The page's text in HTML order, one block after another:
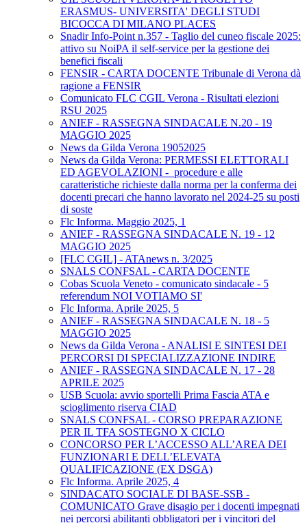
ERASMUS- UNIVERSITA' DEGLI STUDI
BICOCCA DI MILANO PLACES
Snadir Info-Point n.357 - Taglio del cuneo fiscale 2025:
attivo su NoiPA il self-service per la gestione dei
benefici fiscali
FENSIR - CARTA DOCENTE Tribunale di Verona dà
ragione a FENSIR
Comunicato FLC CGIL Verona - Risultati elezioni
RSU 2025
ANIEF - RASSEGNA SINDACALE N.20 - 19
MAGGIO 2025
News da Gilda Verona 19052025
News da Gilda Verona: PERMESSI ELETTORALI
ED AGEVOLAZIONI - procedure e alle
caratteristiche richieste dalla norma per la conferma dei
docenti precari che hanno lavorato nel 2024-25 su posti
di soste
Flc Informa. Maggio 2025, 1
ANIEF - RASSEGNA SINDACALE N. 19 - 12
MAGGIO 2025
[FLC CGIL] - ATAnews n. 3/2025
SNALS CONFSAL - CARTA DOCENTE
Cobas Scuola Veneto - comunicato sindacale - 5
referendum NOI VOTIAMO SI'
Flc Informa. Aprile 2025, 5
ANIEF - RASSEGNA SINDACALE N. 18 - 5
MAGGIO 2025
News da Gilda Verona - ANALISI E SINTESI DEI
PERCORSI DI SPECIALIZZAZIONE INDIRE
ANIEF - RASSEGNA SINDACALE N. 17 - 28
APRILE 2025
USB Scuola: avvio sportelli Prima Fascia ATA e
scioglimento riserva CIAD
SNALS CONFSAL - CORSO PREPARAZIONE
PER IL TFA SOSTEGNO X CICLO
CONCORSO PER L’ACCESSO ALL’AREA DEI
FUNZIONARI E DELL’ELEVATA
QUALIFICAZIONE (EX DSGA)
Flc Informa. Aprile 2025, 4
SINDACATO SOCIALE DI BASE-SSB -
COMUNICATO Grave disagio per i docenti impegnati
nei percorsi abilitanti obbligatori per i vincitori del